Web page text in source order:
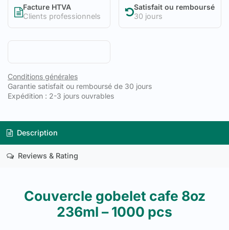
Facture HTVA
Clients professionnels
Satisfait ou remboursé
30 jours
Conditions générales
Garantie satisfait ou remboursé de 30 jours
Expédition : 2-3 jours ouvrables
Description
Reviews & Rating
Couvercle gobelet cafe 8oz
236ml – 1000 pcs